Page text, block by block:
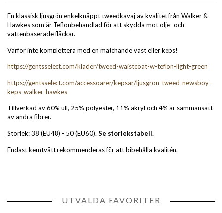
En klassisk ljusgrön enkelknäppt tweedkavaj av kvalitet från Walker &
Hawkes som är Teflonbehandlad för att skydda mot olje- och
vattenbaserade fläckar.
Varför inte komplettera med en matchande väst eller keps!
https://gentsselect.com/klader/tweed-waistcoat-w-teflon-light-green
https://gentsselect.com/accessoarer/kepsar/ljusgron-tweed-newsboy-
keps-walker-hawkes
Tillverkad av 60% ull, 25% polyester, 11% akryl och 4% är sammansatt
av andra fibrer.
Storlek: 38 (EU48) - 50 (EU60). Se storlekstabell.
Endast kemtvätt rekommenderas för att bibehålla kvalitén.
UTVALDA FAVORITER